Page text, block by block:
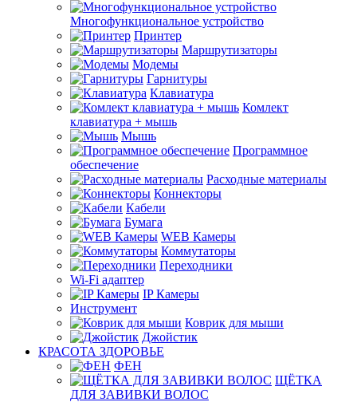
Многофункциональное устройство
Принтер
Маршрутизаторы
Модемы
Гарнитуры
Клавиатура
Комлект
клавиатура + мышь
Мышь
Программное
обеспечение
Расходные материалы
Коннекторы
Кабели
Бумага
WEB Камеры
Коммутаторы
Переходники
Wi-Fi адаптер
IP Камеры
Инструмент
Коврик для мыши
Джойстик
КРАСОТА ЗДОРОВЬЕ
ФЕН
ЩЁТКА
ДЛЯ ЗАВИВКИ ВОЛОС